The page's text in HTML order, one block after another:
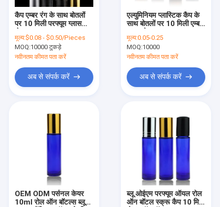
कैप एम्बर रंग के साथ बोतलों
पर 10 मिली परफ्यूम ग्लास
मूल्य:$0.08 - $0.50/Pieces
MOQ:10000 टुकड़े
नवीनतम कीमत पता करें
अब से संपर्क करें
एल्युमिनियम प्लास्टिक कैप के
साथ बोतलों पर 10 मिली एम्बर
मूल्य:0.05-0.25
MOQ:10000
नवीनतम कीमत पता करें
अब से संपर्क करें
OEM ODM पर्सनल केयर
10ml रोल ऑन बॉटल्स ब्लू
ब्लू ओईएम परफ्यूम ऑयल रोल
ऑन बॉटल स्क्रू कैप 10 मिली